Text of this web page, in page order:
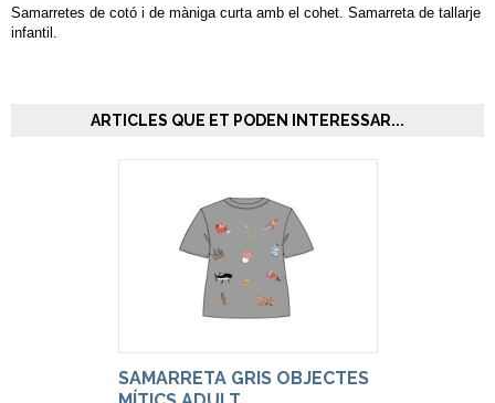
Samarretes de cotó i de màniga curta amb el cohet. Samarreta de tallarje
infantil.
ARTICLES QUE ET PODEN INTERESSAR...
SAMARRETA GRIS OBJECTES